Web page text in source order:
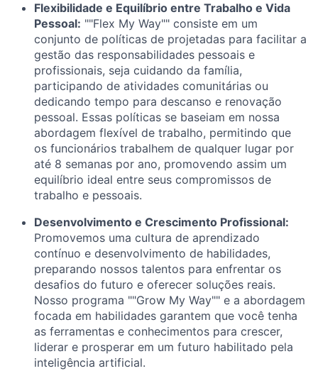
Flexibilidade e Equilíbrio entre Trabalho e Vida
Pessoal: ""Flex My Way"" consiste em um
conjunto de políticas de projetadas para facilitar a
gestão das responsabilidades pessoais e
profissionais, seja cuidando da família,
participando de atividades comunitárias ou
dedicando tempo para descanso e renovação
pessoal. Essas políticas se baseiam em nossa
abordagem flexível de trabalho, permitindo que
os funcionários trabalhem de qualquer lugar por
até 8 semanas por ano, promovendo assim um
equilíbrio ideal entre seus compromissos de
trabalho e pessoais.
Desenvolvimento e Crescimento Profissional:
Promovemos uma cultura de aprendizado
contínuo e desenvolvimento de habilidades,
preparando nossos talentos para enfrentar os
desafios do futuro e oferecer soluções reais.
Nosso programa ""Grow My Way"" e a abordagem
focada em habilidades garantem que você tenha
as ferramentas e conhecimentos para crescer,
liderar e prosperar em um futuro habilitado pela
inteligência artificial.